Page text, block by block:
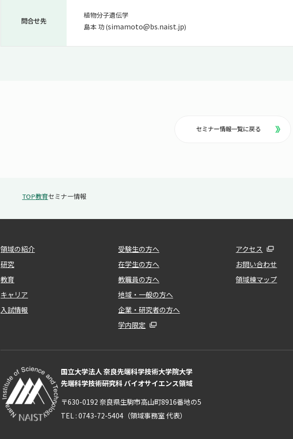
問合せ先
植物分子遺伝学
島本 功 (simamoto@bs.naist.jp)
セミナー情報一覧に戻る
TOP教育セミナー情報
領域の紹介
研究
教育
キャリア
入試情報
受験生の方へ
在学生の方へ
教職員の方へ
地域・一般の方へ
企業・研究者の方へ
学内限定
アクセス
お問い合わせ
領域棟マップ
国立大学法人 奈良先端科学技術大学院大学
先端科学技術研究科 バイオサイエンス領域
〒630-0192 奈良県生駒市高山町8916番地の5
TEL : 0743-72-5404（領域事務室 代表）